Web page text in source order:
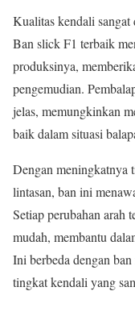
Kualitas kendali sangat
Ban slick F1 terbaik
produksinya,
pengemudian.
jelas, memungkinkan
baik dalam situasi
Dengan meningkatnya
lintasan, ban ini
Setiap perubahan arah
mudah, membantu
Ini berbeda dengan
tingkat kendali yang